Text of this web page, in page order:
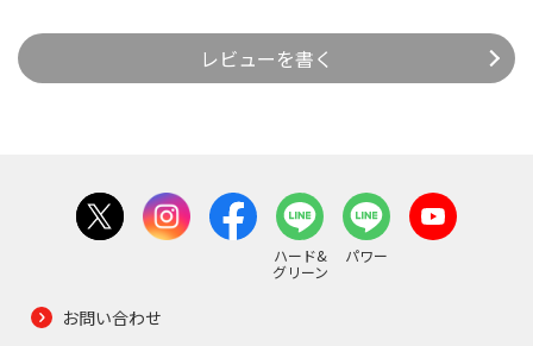
レビューを書く
ハード&
グリーン
パワー
お問い合わせ